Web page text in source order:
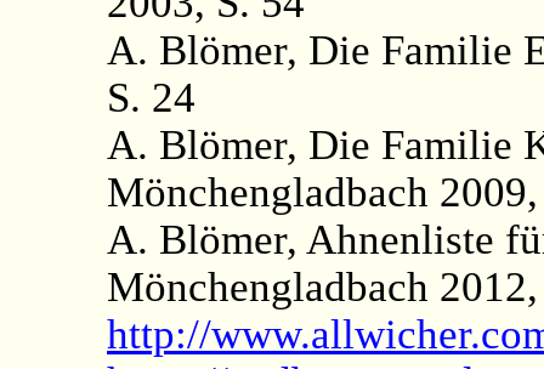
A. Blömer, Die Familie
S. 24
A. Blömer, Die Familie
Mönchengladbach
A. Blömer, Ahnenliste
Mönchengladbach
http://